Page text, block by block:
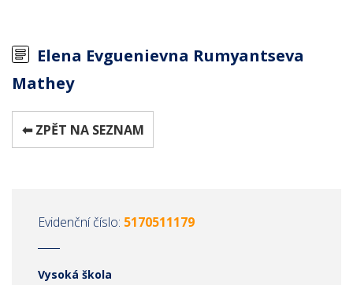
Elena Evguenievna Rumyantseva
Mathey
⬅ ZPĚT NA SEZNAM
Evidenční číslo: 5170511179
Vysoká škola